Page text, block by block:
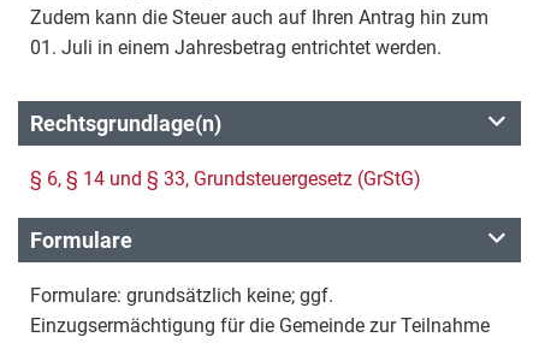
Zudem kann die Steuer auch auf Ihren Antrag hin zum
01. Juli in einem Jahresbetrag entrichtet werden.
Rechtsgrundlage(n)
§ 6, § 14 und § 33, Grundsteuergesetz (GrStG)
Formulare
Formulare: grundsätzlich keine; ggf.
Einzugsermächtigung für die Gemeinde zur Teilnahme